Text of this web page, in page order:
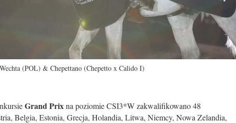
(POL) & Chepettano (Chepetto x Calido I)
Grand Prixna poziomie CSI3*W zakwalifikowano 48
Belgia, Estonia, Grecja, Holandia, Litwa, Niemcy, Nowa Zelandia,